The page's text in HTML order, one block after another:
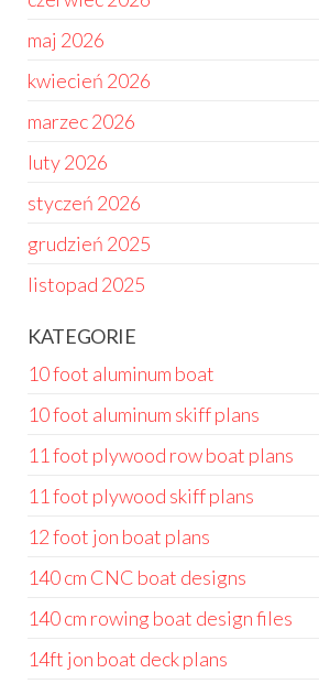
maj 2026
kwiecień 2026
marzec 2026
luty 2026
styczeń 2026
grudzień 2025
listopad 2025
KATEGORIE
10 foot aluminum boat
10 foot aluminum skiff plans
11 foot plywood row boat plans
11 foot plywood skiff plans
12 foot jon boat plans
140 cm CNC boat designs
140 cm rowing boat design files
14ft jon boat deck plans